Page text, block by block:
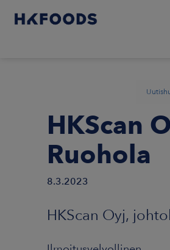
HKScan
Ruohola
8.3.2023
HKScan Oyj,